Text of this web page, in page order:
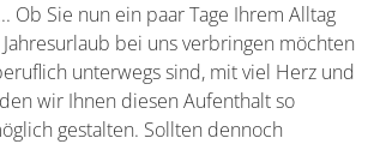
Ob Sie nun ein paar Tage Ihrem Alltag
bei uns verbringen möchten
unterwegs sind, mit viel Herz und
wir Ihnen diesen Aufenthalt so
gestalten. Sollten dennoch